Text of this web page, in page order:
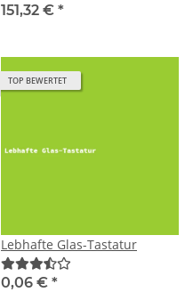
151,32 € *
TOP BEWERTET
Lebhafte Glas-Tastatur
0,06 € *